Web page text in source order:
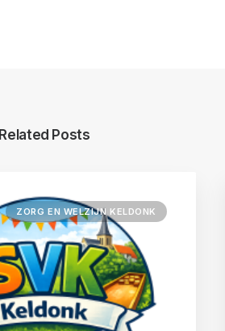
Related Posts
ZORG EN WELZIJN KELDONK